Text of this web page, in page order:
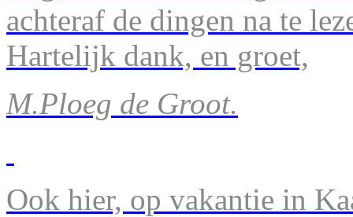
achteraf de dingen na te
Hartelijk dank, en groet,
M.Ploeg de Groot.
Ook hier, op vakantie in